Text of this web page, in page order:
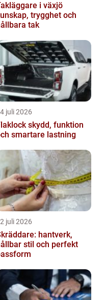
i växjö
trygghet och
tak
juli 2026
skydd, funktion
smartare lastning
juli 2026
hantverk,
stil och perfekt